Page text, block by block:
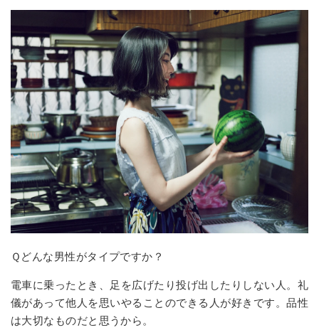
Ｑどんな男性がタイプですか？
電車に乗ったとき、足を広げたり投げ出したりしない人。礼
儀があって他人を思いやることのできる人が好きです。品性
は大切なものだと思うから。